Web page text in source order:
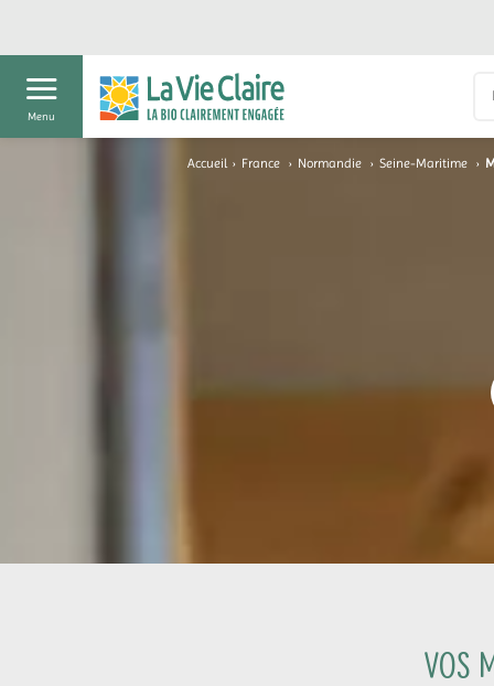
Menu
Accueil › France › Normandie › Seine-Maritime ›
Vos